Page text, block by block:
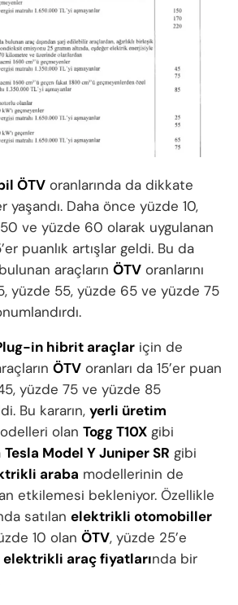
ÖTV oranlarında da dikkate
yaşandı. Daha önce yüzde 10,
ve yüzde 60 olarak uygulanan
puanlık artışlar geldi. Bu da
bulunan araçların ÖTV oranlarını
yüzde 55, yüzde 65 ve yüzde 75
in hibrit araçlar için de
ÖTV oranları da 15’er puan
yüzde 75 ve yüzde 85
Bu kararın, yerli üretim
olan Togg T10X gibi
Tesla Model Y Juniper SR gibi
araba modellerinin de
etkilemesi bekleniyor. Özellikle
satılan elektrikli otomobiller
10 olan ÖTV, yüzde 25’e
elektrikli araç fiyatlarında bir